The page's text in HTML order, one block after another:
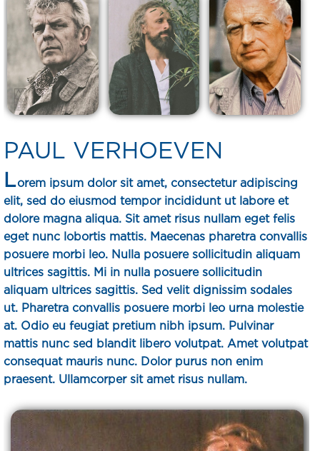
PAUL VERHOEVEN
Lorem ipsum dolor sit amet, consectetur adipiscing
elit, sed do eiusmod tempor incididunt ut labore et
dolore magna aliqua. Sit amet risus nullam eget felis
eget nunc lobortis mattis. Maecenas pharetra convallis
posuere morbi leo. Nulla posuere sollicitudin aliquam
ultrices sagittis. Mi in nulla posuere sollicitudin
aliquam ultrices sagittis. Sed velit dignissim sodales
ut. Pharetra convallis posuere morbi leo urna molestie
at. Odio eu feugiat pretium nibh ipsum. Pulvinar
mattis nunc sed blandit libero volutpat. Amet volutpat
consequat mauris nunc. Dolor purus non enim
praesent. Ullamcorper sit amet risus nullam.